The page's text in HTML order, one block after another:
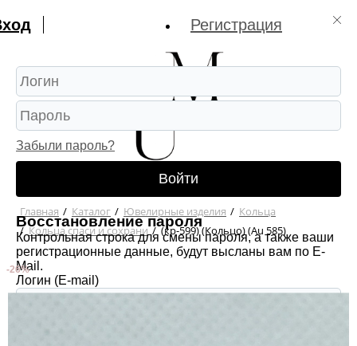
Главная / Каталог / Ювелирные изделия / Кольца
/ Кольца спаси и сохрани / (кр-599) (Кольцо) (Au 585)
-26%
Регистрация
Забыли пароль?
Войти
Восстановление пароля
Контрольная строка для смены пароля, а также ваши
регистрационные данные, будут высланы вам по E-
Mail.
Логин (E-mail)